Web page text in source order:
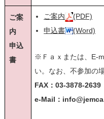
ご案
内
申込
書
ご案内
(PDF)
申込書
(Word)
※Ｆａｘまたは、E-
い。なお、不参加の
FAX：03-3878-2639
e-Mail：